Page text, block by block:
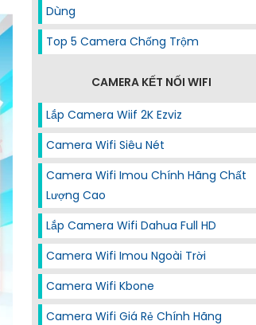
Dùng
Top 5 Camera Chống Trộm
CAMERA KẾT NỐI WIFI
Lắp Camera Wiif 2K Ezviz
Camera Wifi Siêu Nét
Camera Wifi Imou Chính Hãng Chất
Lượng Cao
Lắp Camera Wifi Dahua Full HD
Camera Wifi Imou Ngoài Trời
Camera Wifi Kbone
Camera Wifi Giá Rẻ Chính Hãng